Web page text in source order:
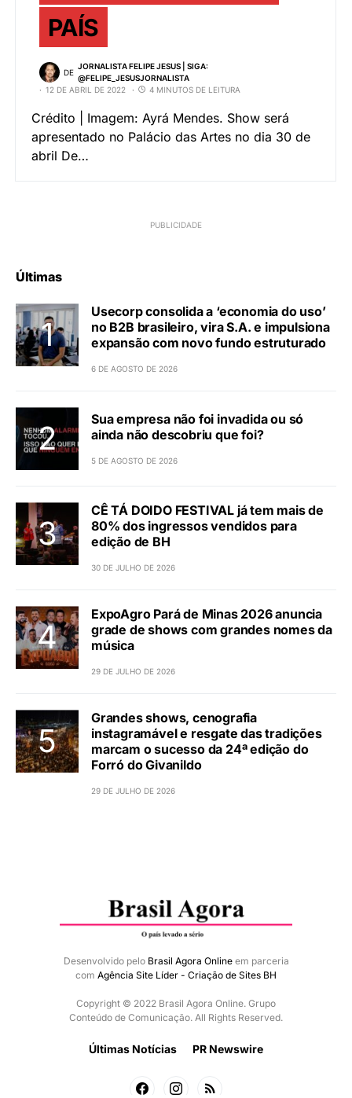
PAÍS
DE
JORNALISTA FELIPE JESUS | SIGA:
@FELIPE_JESUSJORNALISTA
12 DE ABRIL DE 2022
4 MINUTOS DE LEITURA
Crédito | Imagem: Ayrá Mendes. Show será
apresentado no Palácio das Artes no dia 30 de
abril De…
Últimas
Usecorp consolida a ‘economia do uso’
no B2B brasileiro, vira S.A. e impulsiona
expansão com novo fundo estruturado
6 DE AGOSTO DE 2026
Sua empresa não foi invadida ou só
ainda não descobriu que foi?
5 DE AGOSTO DE 2026
CÊ TÁ DOIDO FESTIVAL já tem mais de
80% dos ingressos vendidos para
edição de BH
30 DE JULHO DE 2026
ExpoAgro Pará de Minas 2026 anuncia
grade de shows com grandes nomes da
música
29 DE JULHO DE 2026
Grandes shows, cenografia
instagramável e resgate das tradições
marcam o sucesso da 24ª edição do
Forró do Givanildo
29 DE JULHO DE 2026
Desenvolvido pelo Brasil Agora Onlineem parceria
com Agência Site Líder - Criação de Sites BH
Copyright © 2022 Brasil Agora Online. Grupo
Conteúdo de Comunicação. All Rights Reserved.
Últimas Notícias PR Newswire